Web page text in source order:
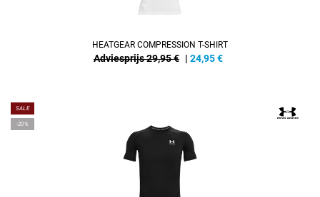
HEATGEAR COMPRESSION T-SHIRT
Adviesprijs 29,95 € | 24,95€
SALE
-20%